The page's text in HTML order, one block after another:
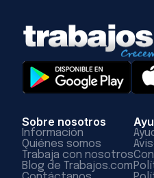
Sobre nosotros
Información
Quiénes somos
Trabaja con nosotros
Blog de Trabajos.com